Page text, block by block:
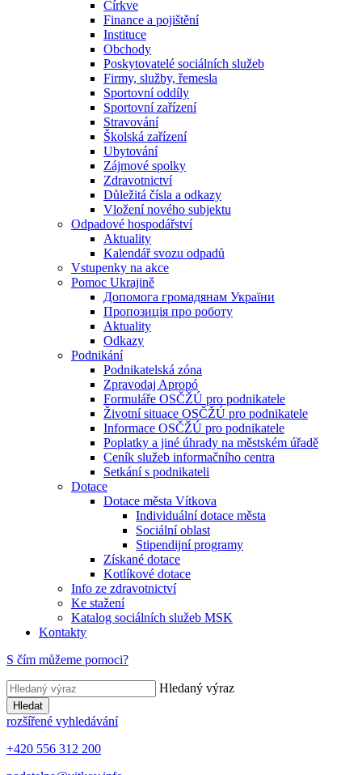
Církve
Finance a pojištění
Instituce
Obchody
Poskytovatelé sociálních služeb
Firmy, služby, řemesla
Sportovní oddíly
Sportovní zařízení
Stravování
Školská zařízení
Ubytování
Zájmové spolky
Zdravotnictví
Důležitá čísla a odkazy
Vložení nového subjektu
Odpadové hospodářství
Aktuality
Kalendář svozu odpadů
Vstupenky na akce
Pomoc Ukrajině
Допомога громадянам України
Пропозиція про роботу
Aktuality
Odkazy
Podnikání
Podnikatelská zóna
Zpravodaj Apropó
Formuláře OSČŽÚ pro podnikatele
Životní situace OSČŽÚ pro podnikatele
Informace OSČŽÚ pro podnikatele
Poplatky a jiné úhrady na městském úřadě
Ceník služeb informačního centra
Setkání s podnikateli
Dotace
Dotace města Vítkova
Individuální dotace města
Sociální oblast
Stipendijní programy
Získané dotace
Kotlíkové dotace
Info ze zdravotnictví
Ke stažení
Katalog sociálních služeb MSK
Kontakty
S čím můžeme pomoci?
Hledaný výraz
Hledat
rozšířené vyhledávání
+420 556 312 200